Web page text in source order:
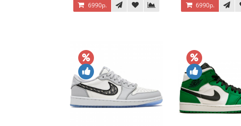
6990р. 6990р.